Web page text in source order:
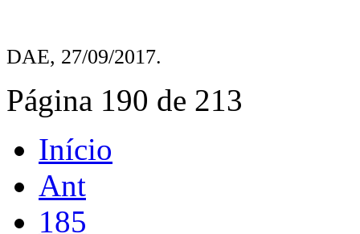
DAE, 27/09/2017.
Página 190 de 213
Início
Ant
185